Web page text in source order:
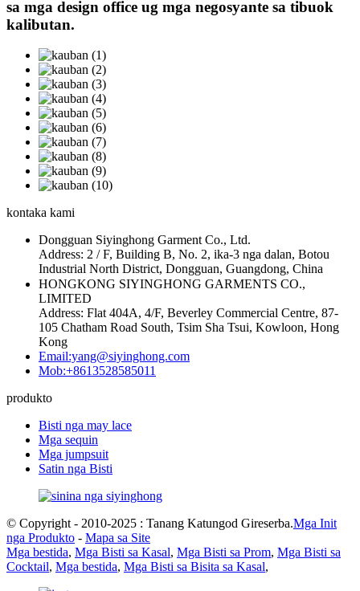
sa mga design office ug mga negosyante sa tibuok
kalibutan.
kontaka kami
Dongguan Siyinghong Garment Co., Ltd.
Address: 2 / F, Building B, No. 2, ika-3 nga dalan, Botou
Industrial North District, Dongguan, Guangdong, China
HONGKONG SIYINGHONG GARMENTS CO.,
LIMITED
Address: Flat 404A, 4/F, Beverley Commercial Centre, 87-
105 Chatham Road South, Tsim Sha Tsui, Kowloon, Hong
Kong
Email:yang@siyinghong.com
Mob:+8613528585011
produkto
Bisti nga may lace
Mga sequin
Mga jumpsuit
Satin nga Bisti
© Copyright - 2010-2025 : Tanang Katungod Gireserba.Mga Init
nga Produkto - Mapa sa Site
Mga bestida, Mga Bisti sa Kasal, Mga Bisti sa Prom, Mga Bisti sa
Cocktail, Mga bestida, Mga Bisti sa Bisita sa Kasal,